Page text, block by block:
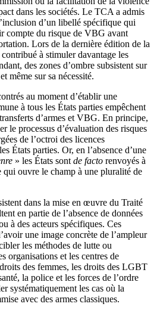
dans les sociétés. Le TCA a admis
d’un libellé spécifique qui
compte du risque de VBG avant
Lors de la dernière édition de la
à stimuler davantage les
des zones d’ombre subsistent sur
même sur sa nécessité.
au moment d’établir une
à tous les États parties empêchent
d’armes et VBG. En principe,
le processus d’évaluation des risques
de l’octroi des licences
États parties. Or, en l’absence d’une
» les États sont de facto renvoyés à
ouvre le champ à une pluralité de
dans la mise en œuvre du Traité
en partie de l’absence de données
à des acteurs spécifiques. Ces
une image concrète de l’ampleur
les méthodes de lutte ou
organisations et les centres de
des femmes, les droits des LGBT
la police et les forces de l’ordre
systématiquement les cas où la
avec des armes classiques.